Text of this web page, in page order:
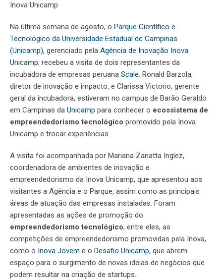
Inova Unicamp
Na última semana de agosto, o Parque Científico e
Tecnológico da Universidade Estadual de Campinas
(Unicamp), gerenciado pela Agência de Inovação Inova
Unicamp, recebeu a visita de dois representantes da
incubadora de empresas peruana Scale. Ronald Barzola,
diretor de inovação e impacto, e Clarissa Victorio, gerente
geral da incubadora, estiveram no campus de Barão Geraldo
em Campinas da Unicamp para conhecer o ecossistema de
empreendedorismo tecnológico promovido pela Inova
Unicamp e trocar experiências.
A visita foi acompanhada por Mariana Zanatta Inglez,
coordenadora de ambientes de inovação e
empreendedorismo da Inova Unicamp, que apresentou aos
visitantes a Agência e o Parque, assim como as principais
áreas de atuação das empresas instaladas. Foram
apresentadas as ações de promoção do
empreendedorismo tecnológico, entre eles, as
competições de empreendedorismo promovidas pela Inova,
como o Inova Jovem e o Desafio Unicamp, que abrem
espaço para o surgimento de novas ideias de negócios que
podem resultar na criação de startups.